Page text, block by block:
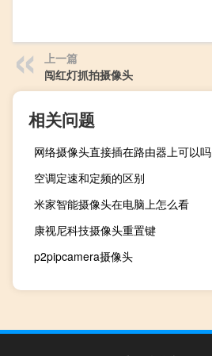
上一篇
闯红灯抓拍摄像头
相关问题
网络摄像头直接插在路由器上可以吗
空调定速和定频的区别
米家智能摄像头在电脑上怎么看
康视尼科技摄像头重置键
p2pipcamera摄像头